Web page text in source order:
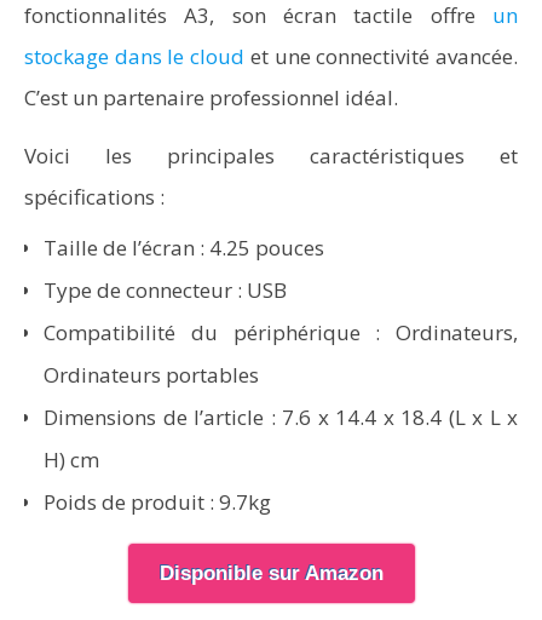
fonctionnalités A3, son écran tactile offre un
stockage dans le cloud et une connectivité avancée.
C’est un partenaire professionnel idéal.
Voici les principales caractéristiques et
spécifications :
Taille de l’écran : 4.25 pouces
Type de connecteur : USB
Compatibilité du périphérique : Ordinateurs,
Ordinateurs portables
Dimensions de l’article : 7.6 x 14.4 x 18.4 (L x L x
H) cm
Poids de produit : 9.7kg
Disponible sur Amazon